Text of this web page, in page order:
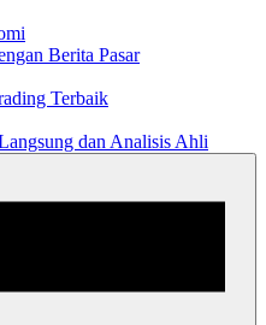
Berita Pasar
Terbaik
dan Analisis Ahli